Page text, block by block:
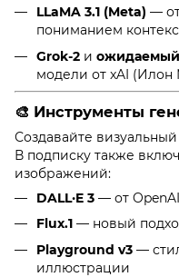
LLaMA 3.1 (Meta) —
пониманием
Grok-2 и ожидаемый
модели от xAI (Илон
🎨 Инструменты
Создавайте
В подписку также
изображений:
DALL·E 3 — от
Flux.1 — новый
Playground v3 —
иллюстрации